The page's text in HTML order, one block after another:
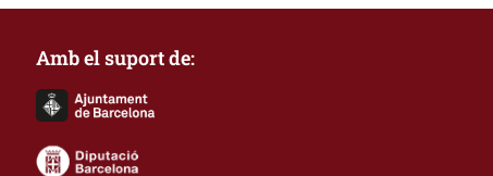
Amb el suport de: